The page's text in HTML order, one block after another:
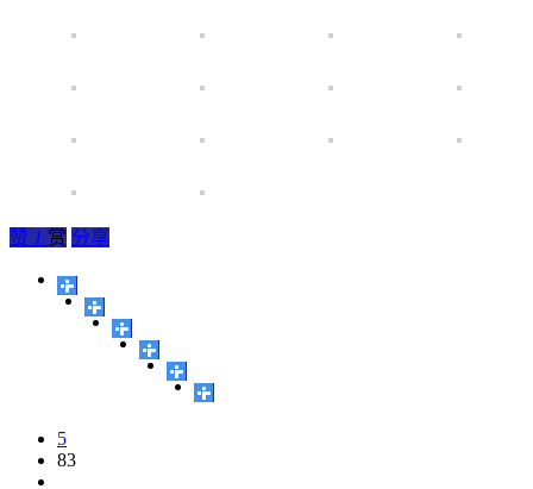
赞 1 赏 分享
5
83